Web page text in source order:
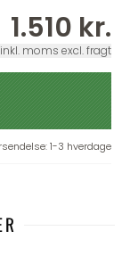
1.510 kr.
inkl. moms excl. fragt
: 1-3 hverdage